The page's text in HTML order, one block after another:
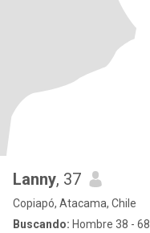
Lanny, 37
Copiapó, Atacama, Chile
Buscando: Hombre 38 - 68